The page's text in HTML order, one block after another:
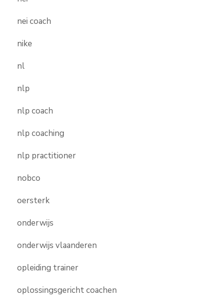
nei coach
nike
nl
nlp
nlp coach
nlp coaching
nlp practitioner
nobco
oersterk
onderwijs
onderwijs vlaanderen
opleiding trainer
oplossingsgericht coachen